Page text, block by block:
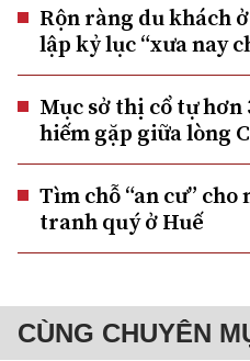
Rộn ràng du khách
lập kỷ lục “xưa nay
Mục sở thị cổ tự
hiếm gặp giữa lòng
Tìm chỗ “an cư”
tranh quý ở Huế
CÙNG CHUYÊN